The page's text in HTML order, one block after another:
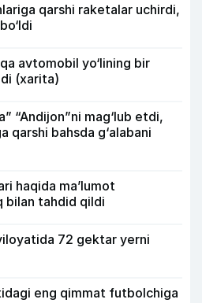
qarshi raketalar uchirdi,
avtomobil yo‘lining bir
(xarita)
“Andijon”ni mag‘lub etdi,
qarshi bahsda g‘alabani
haqida ma’lumot
bilan tahdid qildi
72 gektar yerni
eng qimmat futbolchiga